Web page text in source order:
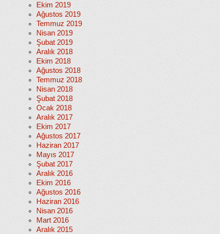
Ekim 2019
Ağustos 2019
Temmuz 2019
Nisan 2019
Şubat 2019
Aralık 2018
Ekim 2018
Ağustos 2018
Temmuz 2018
Nisan 2018
Şubat 2018
Ocak 2018
Aralık 2017
Ekim 2017
Ağustos 2017
Haziran 2017
Mayıs 2017
Şubat 2017
Aralık 2016
Ekim 2016
Ağustos 2016
Haziran 2016
Nisan 2016
Mart 2016
Aralık 2015